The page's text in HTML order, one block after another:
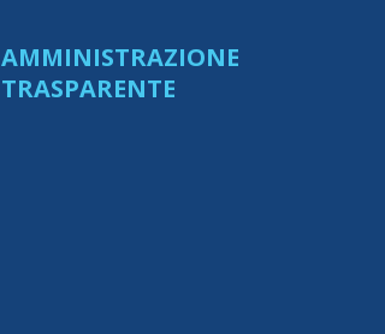
AMMINISTRAZIONE
TRASPARENTE